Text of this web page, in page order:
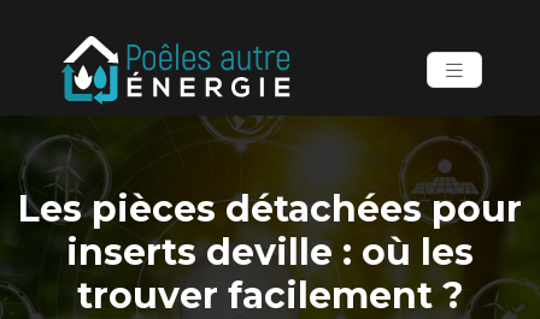
Les pièces détachées pour
inserts deville : où les
trouver facilement ?